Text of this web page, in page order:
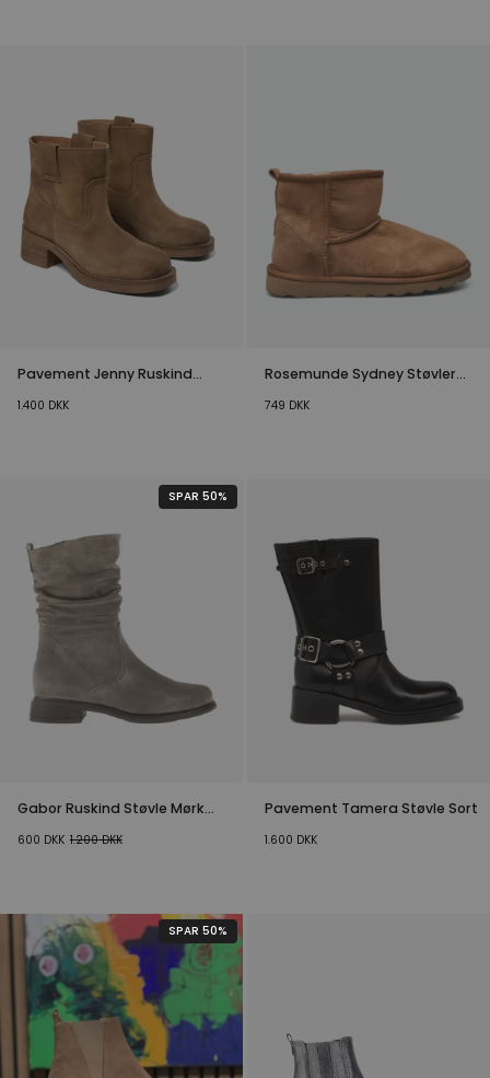
Pavement Jenny Ruskind
1.400 DKK
Rosemunde Sydney Støvler
749 DKK
SPAR 50%
Gabor Ruskind Støvle Mørk
600 DKK 1.200DKK
Pavement Tamera Støvle Sort
1.600 DKK
SPAR 50%